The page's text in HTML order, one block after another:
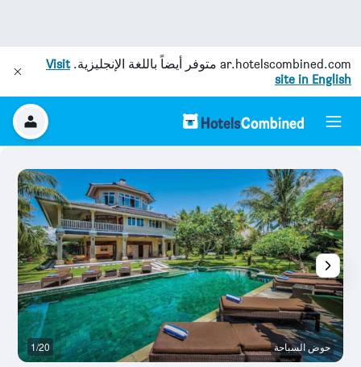
ar.hotelscombined.com متوفر أيضاً باللغة الإنجليزية.Visit
site in English
حوض السباحة 1/20